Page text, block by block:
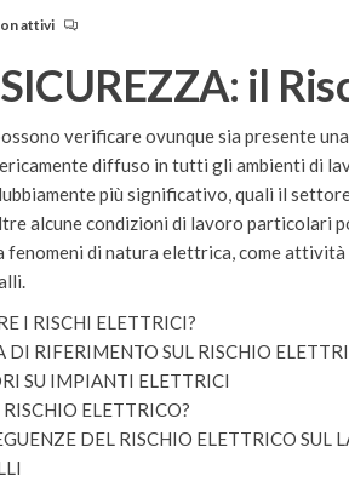
attivi
il
verificare ovunque sia presente
diffuso in tutti gli ambienti di
più significativo, quali il
alcune condizioni di lavoro particolari
fenomeni di natura elettrica, come
I RISCHI ELETTRICI?
DI RIFERIMENTO SUL RISCHIO
SU IMPIANTI ELETTRICI
ELETTRICO?
DEL RISCHIO ELETTRICO SUL